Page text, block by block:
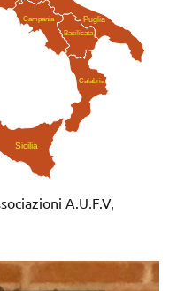
Puglia
Basilicata
Calabria
Campania
Sicilia
A.U.F.V,